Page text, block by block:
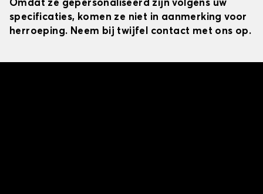
Omdat ze gepersonaliseerd zijn volgens uw
specificaties, komen ze niet in aanmerking voor
herroeping. Neem bij twijfel contact met ons op.